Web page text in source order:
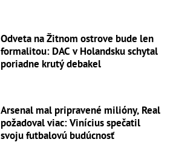
Odveta na Žitnom ostrove bude len
formalitou: DAC v Holandsku schytal
poriadne krutý debakel
Arsenal mal pripravené milióny, Real
požadoval viac: Vinícius spečatil
svoju futbalovú budúcnosť